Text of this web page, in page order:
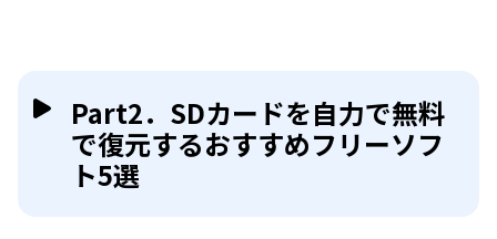
Part2．SDカードを自力で無料
で復元するおすすめフリーソフ
ト5選